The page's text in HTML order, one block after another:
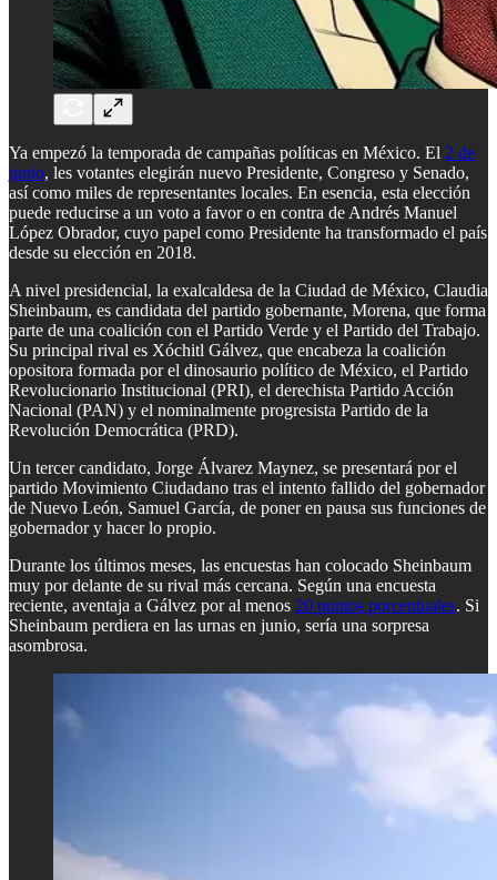
Ya empezó la temporada de campañas políticas en México. El 2 de
junio, les votantes elegirán nuevo Presidente, Congreso y Senado,
así como miles de representantes locales. En esencia, esta elección
puede reducirse a un voto a favor o en contra de Andrés Manuel
López Obrador, cuyo papel como Presidente ha transformado el país
desde su elección en 2018.
A nivel presidencial, la exalcaldesa de la Ciudad de México, Claudia
Sheinbaum, es candidata del partido gobernante, Morena, que forma
parte de una coalición con el Partido Verde y el Partido del Trabajo.
Su principal rival es Xóchitl Gálvez, que encabeza la coalición
opositora formada por el dinosaurio político de México, el Partido
Revolucionario Institucional (PRI), el derechista Partido Acción
Nacional (PAN) y el nominalmente progresista Partido de la
Revolución Democrática (PRD).
Un tercer candidato, Jorge Álvarez Maynez, se presentará por el
partido Movimiento Ciudadano tras el intento fallido del gobernador
de Nuevo León, Samuel García, de poner en pausa sus funciones de
gobernador y hacer lo propio.
Durante los últimos meses, las encuestas han colocado Sheinbaum
muy por delante de su rival más cercana. Según una encuesta
reciente, aventaja a Gálvez por al menos 20 puntos porcentuales. Si
Sheinbaum perdiera en las urnas en junio, sería una sorpresa
asombrosa.